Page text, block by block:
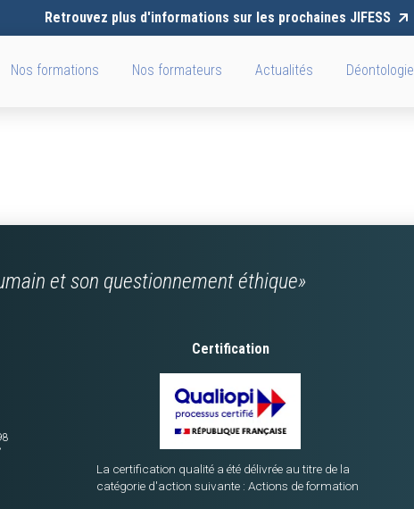
Retrouvez plus d'informations sur les prochaines JIFESS
Nos formations Nos formateurs Actualités Déontologie
et son questionnement éthique»
Certification
La certification qualité a été délivrée au titre de la
catégorie d'action suivante : Actions de formation